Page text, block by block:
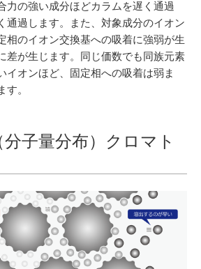
力の強い成分ほどカラムを遅く通過
通過します。また、対象成分のイオン
相のイオン交換基への吸着に強弱が生
差が生じます。同じ価数でも同族元素
イオンほど、固定相への吸着は弱ま
す。
子量分布）クロマト